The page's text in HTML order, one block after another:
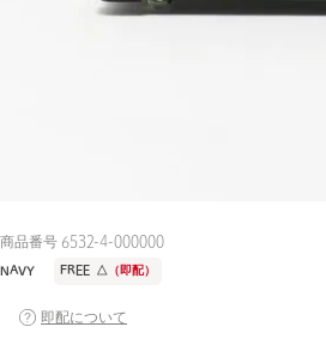
商品番号 6532-4-000000
NAVY FREE △ （即配）
即配について